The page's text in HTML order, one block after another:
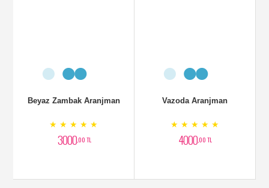
Beyaz Zambak Aranjman
★ ★ ★ ★ ★
3000,00 TL
Vazoda Aranjman
★ ★ ★ ★ ★
4000,00 TL